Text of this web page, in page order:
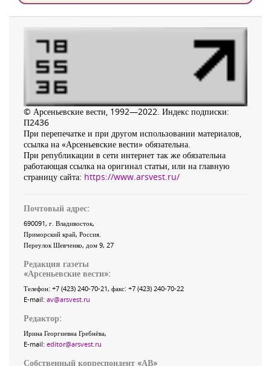
© Арсеньевские вести, 1992—2022. Индекс подписки:
П2436
При перепечатке и при другом использовании материалов,
ссылка на «Арсеньевские вести» обязательна.
При републикации в сети интернет так же обязательна
работающая ссылка на оригинал статьи, или на главную
страницу сайта: https://www.arsvest.ru/
Почтовый адрес:
690091, г. Владивосток,
Приморский край, Россия
Переулок Шевченко, дом 9, 27
Редакция газеты
«Арсеньевские вести»:
Телефон: +7 (423) 240-70-21, факс: +7 (423) 240-70-22
E-mail: av@arsvest.ru
Редактор:
Ирина Георгиевна Гребнёва,
E-mail: editor@arsvest.ru
Собственный корреспондент «АВ»